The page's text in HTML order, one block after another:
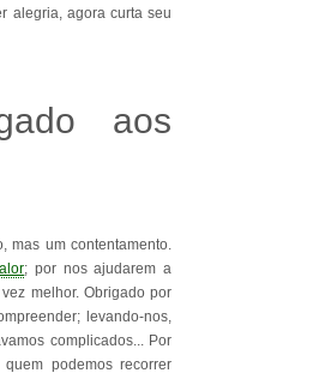
alegria, agora curta seu
aos
mas um contentamento.
; por nos ajudarem a
melhor. Obrigado por
levando-nos,
complicados... Por
podemos recorrer